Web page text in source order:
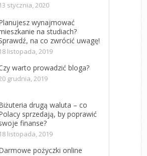
13 stycznia, 2020
wynajmować
na studiach?
na co zwrócić uwagę!
18 listopada, 2019
warto prowadzić bloga?
grudnia, 2019
drugą waluta – co
sprzedają, by poprawić
finanse?
18 listopada, 2019
pożyczki online